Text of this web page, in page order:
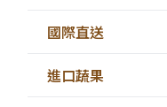
國際直送
進口蔬果